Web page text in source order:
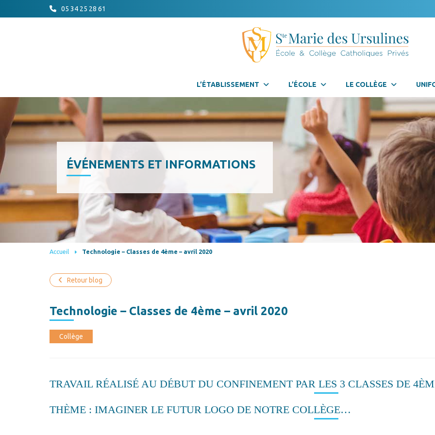
05 34 25 28 61
L’ÉTABLISSEMENT L’ÉCOLE LE COLLÈGE
ÉVÉNEMENTS ET INFORMATIONS
Accueil Technologie – Classes de 4ème – avril 2020
Retour blog
Technologie – Classes de 4ème – avril 2020
Collège
TRAVAIL RÉALISÉ AU DÉBUT DU CONFINEMENT PAR LES 3 CLASSES DE
THÈME : IMAGINER LE FUTUR LOGO DE NOTRE COLLÈGE…